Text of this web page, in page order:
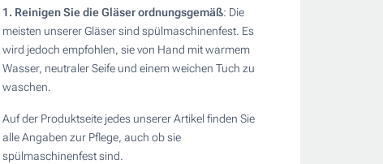
1. Reinigen Sie die Gläser ordnungsgemäß: Die
meisten unserer Gläser sind spülmaschinenfest. Es
wird jedoch empfohlen, sie von Hand mit warmem
Wasser, neutraler Seife und einem weichen Tuch zu
waschen.
Auf der Produktseite jedes unserer Artikel finden Sie
alle Angaben zur Pflege, auch ob sie
spülmaschinenfest sind.